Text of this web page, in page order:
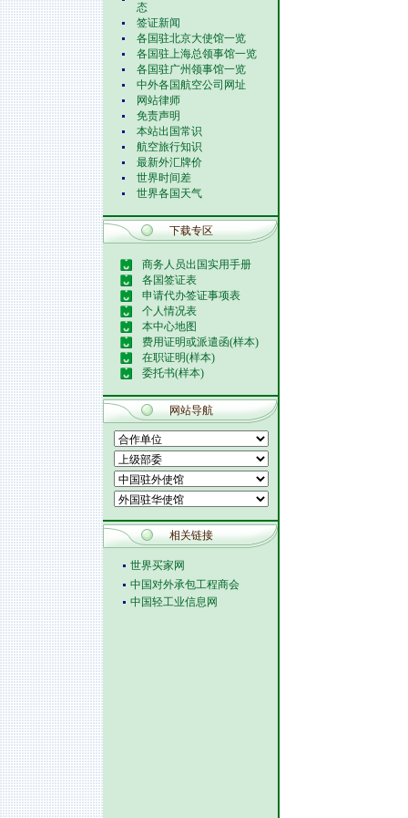
态
签证新闻
各国驻北京大使馆一览
各国驻上海总领事馆一览
各国驻广州领事馆一览
中外各国航空公司网址
网站律师
免责声明
本站出国常识
航空旅行知识
最新外汇牌价
世界时间差
世界各国天气
下载专区
商务人员出国实用手册
各国签证表
申请代办签证事项表
个人情况表
本中心地图
费用证明或派遣函(样本)
在职证明(样本)
委托书(样本)
网站导航
相关链接
世界买家网
中国对外承包工程商会
中国轻工业信息网